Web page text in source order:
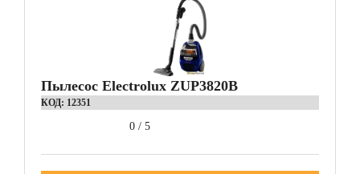
Пылесос Electrolux ZUP3820B
КОД: 12351
0 / 5